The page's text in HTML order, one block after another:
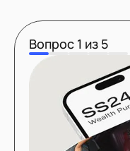
Вопрос 1 из 5